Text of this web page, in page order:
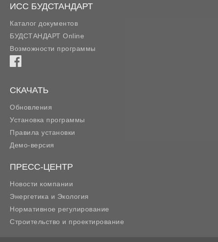
ИСС БУДСТАНДАРТ
Каталог документов
БУДСТАНДАРТ Online
Возможности программы
СКАЧАТЬ
Обновления
Установка программы
Правила установки
Демо-версия
ПРЕСС-ЦЕНТР
Новости компании
Энергетика и Экология
Нормативное регулирование
Строительство и проектирование